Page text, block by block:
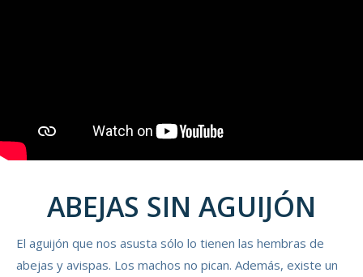
ABEJAS SIN AGUIJÓN
El aguijón que nos asusta sólo lo tienen las hembras de
abejas y avispas. Los machos no pican. Además, existe un